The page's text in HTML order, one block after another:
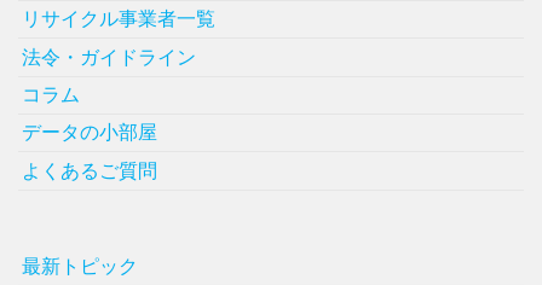
リサイクル事業者一覧
法令・ガイドライン
コラム
データの小部屋
よくあるご質問
最新トピック